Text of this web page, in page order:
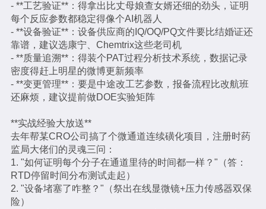
- **工艺验证**：得拿出比丈母娘查女婿还细的劲头，证明
每个反应参数都稳定得像个AI机器人
- **设备验证**：设备供应商的IQ/OQ/PQ文件要比结婚证还
靠谱，建议选康宁、Chemtrix这些老司机
- **质量追溯**：得装个PAT过程分析技术系统，数据记录
密度得赶上明星的微博更新频率
- **变更管理**：要是中途改工艺参数，报备流程比改航班
还麻烦，建议提前做DOE实验矩阵
**实战经验大放送**
去年帮某CRO公司搞了个微通道连续磺化项目，注册时药
监局大佬们的灵魂三问：
1. "如何证明每个分子在通道里待的时间都一样？"（答：
RTD停留时间分布测试走起）
2. "设备堵塞了咋整？"（祭出在线显微镜+压力传感器双保
险）